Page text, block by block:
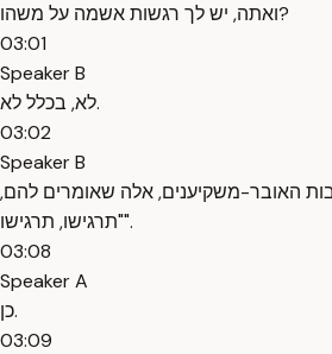
ואתה, יש לך רגשות אשמה על משהו?
03:01
Speaker B
לא, בכלל לא.
03:02
Speaker B
האובר-משקיענים, אלה שאומרים להם,
"תרגישו, תרגישו".
03:08
Speaker A
כן.
03:09